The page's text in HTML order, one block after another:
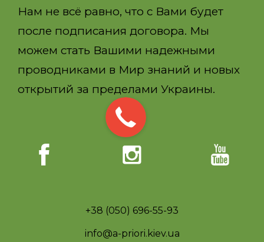
Нам не всё равно, что с Вами будет
после подписания договора. Мы
можем стать Вашими надежными
проводниками в Мир знаний и новых
открытий за пределами Украины.
+38 (050) 696-55-93
info@a-priori.kiev.ua